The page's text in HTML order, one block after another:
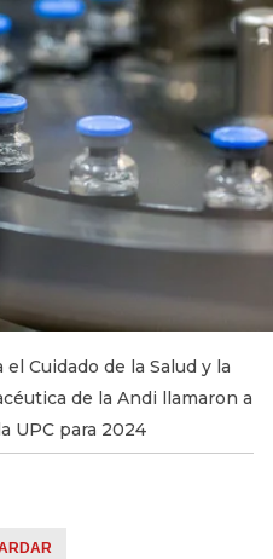
Cuidado de la Salud y la
de la Andi llamaron a
UPC para 2024